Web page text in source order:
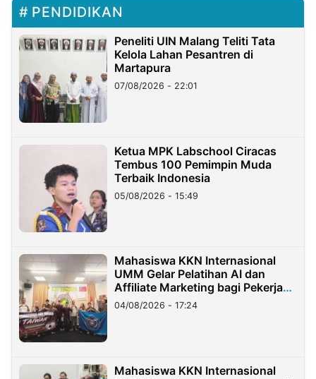
PENDIDIKAN
Peneliti UIN Malang Teliti Tata
Kelola Lahan Pesantren di
Martapura
07/08/2026 - 22:01
Ketua MPK Labschool Ciracas
Tembus 100 Pemimpin Muda
Terbaik Indonesia
05/08/2026 - 15:49
Mahasiswa KKN Internasional
UMM Gelar Pelatihan AI dan
Affiliate Marketing bagi Pekerja
Migran Indonesia di Taiwan
04/08/2026 - 17:24
Mahasiswa KKN Internasional